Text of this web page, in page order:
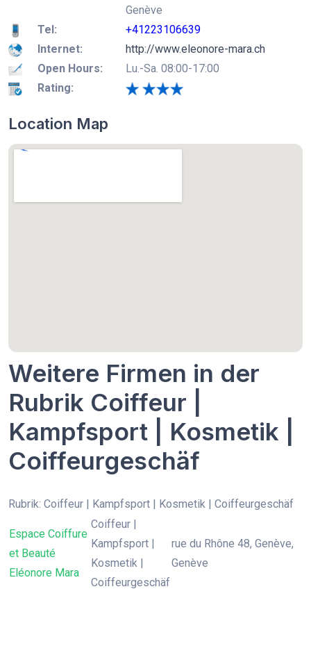
Genève
Tel:
+41223106639
Internet:
http://www.eleonore-mara.ch
Open Hours:
Lu.-Sa. 08:00-17:00
Rating:
Location Map
Weitere Firmen in der
Rubrik Coiffeur |
Kampfsport | Kosmetik |
Coiffeurgeschäf
Rubrik: Coiffeur | Kampfsport | Kosmetik | Coiffeurgeschäf
Espace Coiffure
et Beauté
Eléonore Mara
Coiffeur |
Kampfsport |
Kosmetik |
Coiffeurgeschäf
rue du Rhône 48, Genève,
Genève